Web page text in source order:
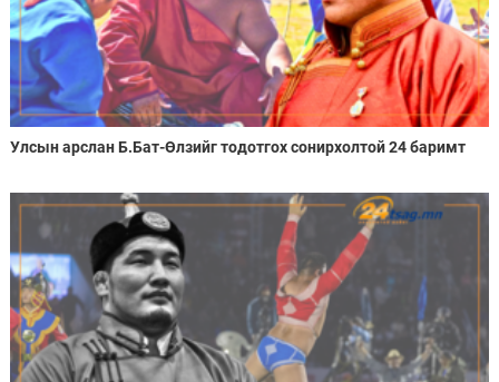
Улсын арслан Б.Бат-Өлзийг тодотгох сонирхолтой 24 баримт